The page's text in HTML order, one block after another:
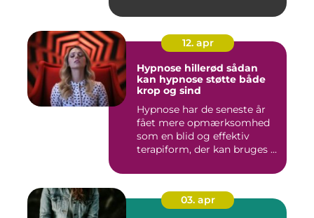
12. apr
Hypnose hillerød sådan
kan hypnose støtte både
krop og sind
Hypnose har de seneste år
fået mere opmærksomhed
som en blid og effektiv
terapiform, der kan bruges ...
03. apr